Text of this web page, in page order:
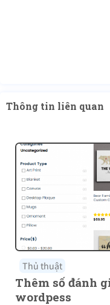
Thông tin liên quan
Thủ thuật
Thêm số đánh
wordpess